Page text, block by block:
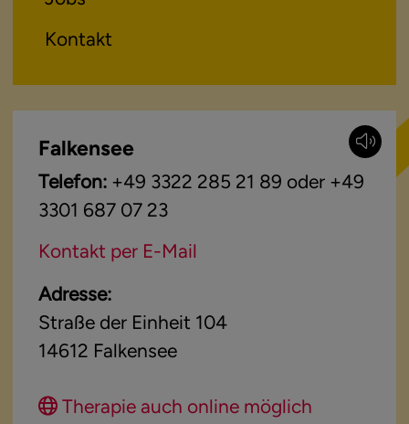
Kontakt
Falkensee
Telefon: +49 3322 285 21 89 oder +49
3301 687 07 23
Kontakt per E-Mail
Adresse:
Straße der Einheit 104
14612 Falkensee